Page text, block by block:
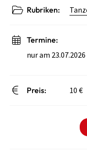
Rubriken:
Termine:
nur am 23.07.2026
Preis: 10 €